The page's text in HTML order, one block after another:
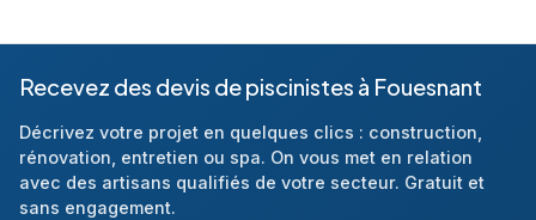
Recevez des devis de piscinistes à Fouesnant
Décrivez votre projet en quelques clics : construction,
rénovation, entretien ou spa. On vous met en relation
avec des artisans qualifiés de votre secteur. Gratuit et
sans engagement.